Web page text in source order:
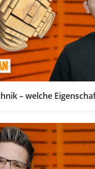
– welche